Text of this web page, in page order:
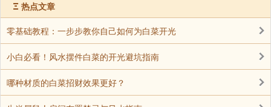
Ξ 热点文章
零基础教程：一步步教你自己如何为白菜开光
小白必看！风水摆件白菜的开光避坑指南
哪种材质的白菜招财效果更好？